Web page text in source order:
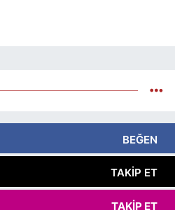
BEĞEN
TAKIP ET
TAKIP ET